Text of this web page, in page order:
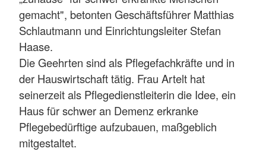
gemacht", betonten Geschäftsführer Matthias
Schlautmann und Einrichtungsleiter Stefan
Haase.
Die Geehrten sind als Pflegefachkräfte und in
der Hauswirtschaft tätig. Frau Artelt hat
seinerzeit als Pflegedienstleiterin die Idee, ein
Haus für schwer an Demenz erkranke
Pflegebedürftige aufzubauen, maßgeblich
mitgestaltet.